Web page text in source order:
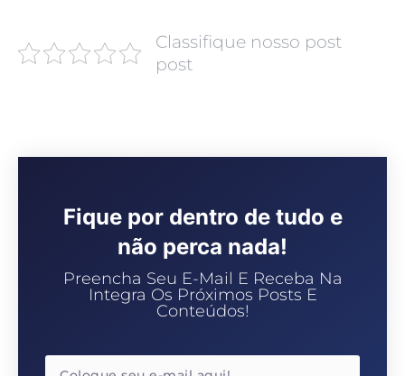
Classifique nosso post
post
Fique por dentro de tudo e
não perca nada!
Preencha Seu E-Mail E Receba Na
Integra Os Próximos Posts E
Conteúdos!